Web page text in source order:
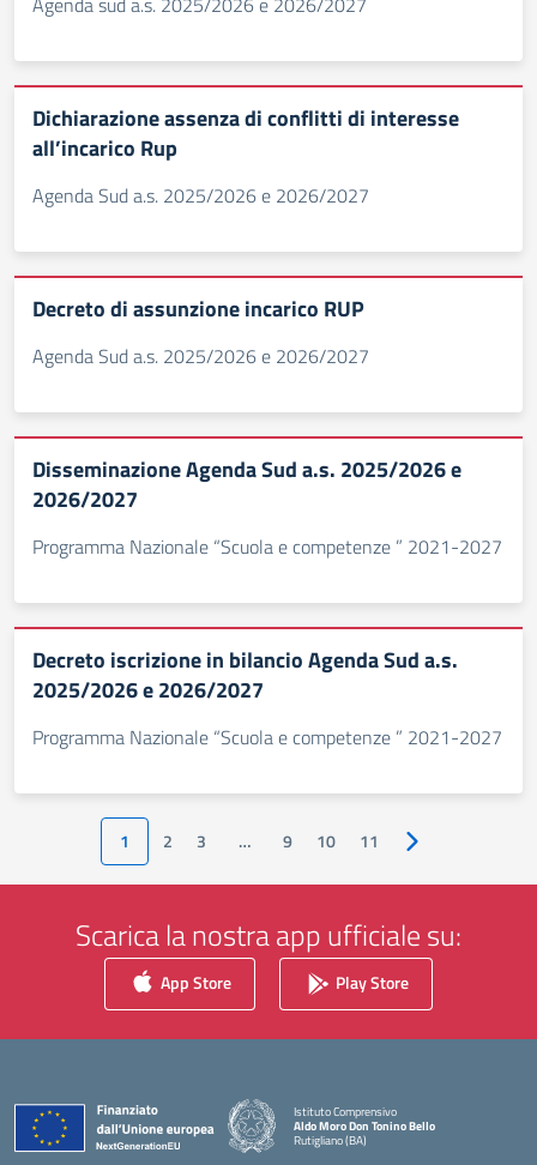
Dichiarazione assenza di conflitti di interesse
all’incarico Rup
Agenda Sud a.s. 2025/2026 e 2026/2027
Decreto di assunzione incarico RUP
Agenda Sud a.s. 2025/2026 e 2026/2027
Disseminazione Agenda Sud a.s. 2025/2026 e
2026/2027
Programma Nazionale “Scuola e competenze ” 2021-2027
Decreto iscrizione in bilancio Agenda Sud a.s.
2025/2026 e 2026/2027
Programma Nazionale “Scuola e competenze ” 2021-2027
1 2 3 … 9 10 11 Pagina
Scarica la nostra app ufficiale su:
App Store Play Store
Istituto Comprensivo
Aldo Moro Don Tonino Bello
Rutigliano (BA)
— Visita la pagina iniziale della scuola